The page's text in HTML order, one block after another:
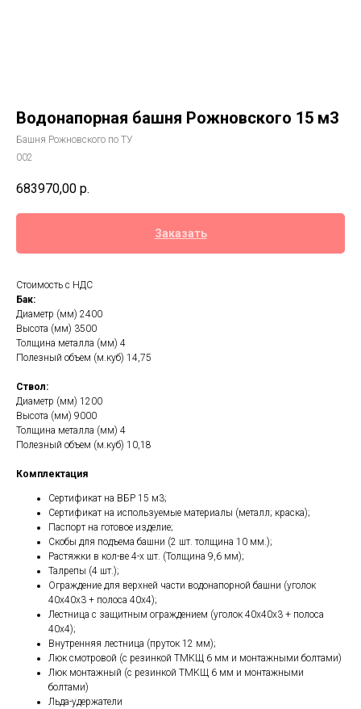
Водонапорная башня Рожновского 15 м3
Башня Рожновского по ТУ
002
683970,00 р.
Заказать
Стоимость с НДС
Бак:
Диаметр (мм) 2400
Высота (мм) 3500
Толщина металла (мм) 4
Полезный объем (м.куб) 14,75
Ствол:
Диаметр (мм) 1200
Высота (мм) 9000
Толщина металла (мм) 4
Полезный объем (м.куб) 10,18
Комплектация
Сертификат на ВБР 15 м3;
Сертификат на используемые материалы (металл; краска);
Паспорт на готовое изделие;
Скобы для подъема башни (2 шт. толщина 10 мм.);
Растяжки в кол-ве 4-х шт. (Толщина 9,6 мм);
Талрепы (4 шт.);
Ограждение для верхней части водонапорной башни (уголок
40х40х3 + полоса 40х4);
Лестница с защитным ограждением (уголок 40х40х3 + полоса
40х4);
Внутренняя лестница (пруток 12 мм);
Люк смотровой (с резинкой ТМКЩ 6 мм и монтажными болтами)
Люк монтажный (с резинкой ТМКЩ 6 мм и монтажными
болтами)
Льда-удержатели